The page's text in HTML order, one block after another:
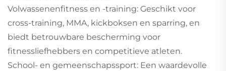
Volwassenenfitness en -training: Geschikt voor
cross-training, MMA, kickboksen en sparring, en
biedt betrouwbare bescherming voor
fitnessliefhebbers en competitieve atleten.
School- en gemeenschapssport: Een waardevolle